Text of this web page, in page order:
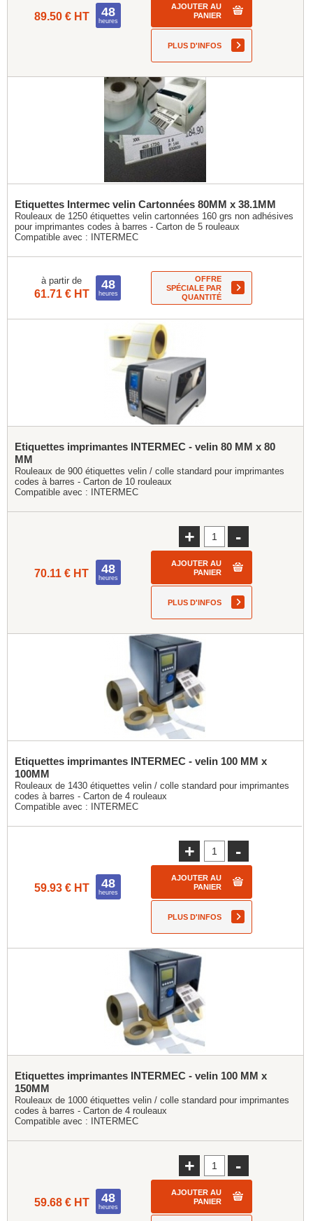
89.50 € HT 48
heures
AJOUTER AU
PANIER
PLUS D'INFOS
Etiquettes Intermec velin Cartonnées 80MM x 38.1MM
Rouleaux de 1250 étiquettes velin cartonnées 160 grs non adhésives
pour imprimantes codes à barres - Carton de 5 rouleaux
Compatible avec :
INTERMEC
à partir de
61.71 € HT
48
heures
OFFRE
SPÉCIALE PAR
QUANTITÉ
Etiquettes imprimantes INTERMEC - velin 80 MM x 80
MM
Rouleaux de 900 étiquettes velin / colle standard pour imprimantes
codes à barres - Carton de 10 rouleaux
Compatible avec :
INTERMEC
70.11 € HT 48
heures
+ -
AJOUTER AU
PANIER
PLUS D'INFOS
Etiquettes imprimantes INTERMEC - velin 100 MM x
100MM
Rouleaux de 1430 étiquettes velin / colle standard pour imprimantes
codes à barres - Carton de 4 rouleaux
Compatible avec :
INTERMEC
59.93 € HT 48
heures
+ -
AJOUTER AU
PANIER
PLUS D'INFOS
Etiquettes imprimantes INTERMEC - velin 100 MM x
150MM
Rouleaux de 1000 étiquettes velin / colle standard pour imprimantes
codes à barres - Carton de 4 rouleaux
Compatible avec :
INTERMEC
59.68 € HT 48
heures
+ -
AJOUTER AU
PANIER